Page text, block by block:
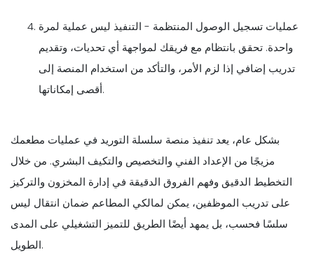
عمليات تسجيل الوصول المنتظمة - التنفيذ ليس عملية لمرة
واحدة. تحقق بانتظام مع فريقك لمواجهة أي تحديات، وتقديم
تدريب إضافي إذا لزم الأمر، والتأكد من استخدام المنصة إلى
أقصى إمكاناتها.
بشكل عام، يعد تنفيذ منصة سلسلة التوريد في عمليات مطعمك
مزيجًا من الإعداد الفني والتخصيص والتكيف البشري. من خلال
التخطيط الدقيق وفهم الفروق الدقيقة في إدارة المخزون والتركيز
على تدريب الموظفين، يمكن لمالكي المطاعم ضمان انتقال ليس
سلسًا فحسب، بل يمهد أيضًا الطريق للتميز التشغيلي على المدى
الطويل.